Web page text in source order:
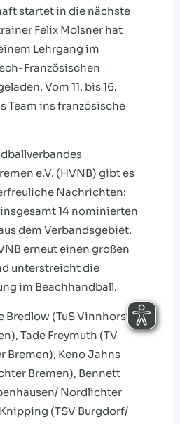
startet in die nächste
Felix Molsner hat
Lehrgang im
Französischen
Vom 11. bis 16.
Team ins französische
e.V. (HVNB) gibt es
Nachrichten:
14 nominierten
dem Verbandsgebiet.
erneut einen großen
unterstreicht die
im Beachhandball.
Bredlow (TuS Vinnhorst/
Tade Freymuth (TV
Bremen), Keno Jahns
Bremen), Bennett
Nordlichter
(TSV Burgdorf/